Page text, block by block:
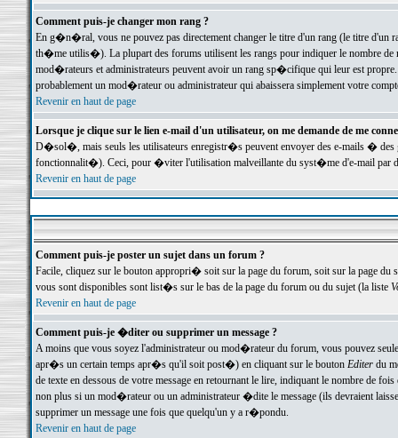
Comment puis-je changer mon rang ?
En g�n�ral, vous ne pouvez pas directement changer le titre d'un rang (le titre d'un
th�me utilis�). La plupart des forums utilisent les rangs pour indiquer le nombre de
mod�rateurs et administrateurs peuvent avoir un rang sp�cifique qui leur est
probablement un mod�rateur ou administrateur qui abaissera simplement votre
Revenir en haut de page
Lorsque je clique sur le lien e-mail d'un utilisateur, on me demande de me
D�sol�, mais seuls les utilisateurs enregistr�s peuvent envoyer des e-mails �
fonctionnalit�). Ceci, pour �viter l'utilisation malveillante du syst�me d'e-mail par
Revenir en haut de page
Comment puis-je poster un sujet dans un forum ?
Facile, cliquez sur le bouton appropri� soit sur la page du forum, soit sur la page du
vous sont disponibles sont list�s sur le bas de la page du forum ou du sujet (la liste
Revenir en haut de page
Comment puis-je �diter ou supprimer un message ?
A moins que vous soyez l'administrateur ou mod�rateur du forum, vous pouvez
apr�s un certain temps apr�s qu'il soit post�) en cliquant sur le bouton Editerdu
de texte en dessous de votre message en retournant le lire, indiquant le nombre
non plus si un mod�rateur ou un administrateur �dite le message (ils devraient
supprimer un message une fois que quelqu'un y a r�pondu.
Revenir en haut de page